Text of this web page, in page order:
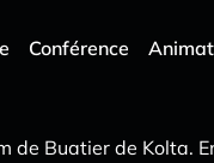
Conférence
de Buatier de Kolta.